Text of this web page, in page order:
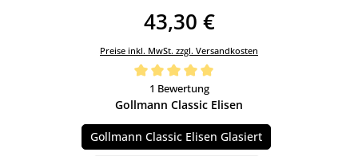
43,30 €
Preise inkl. MwSt. zzgl. Versandkosten
Durchschnittliche Bewertung von 5 von 5 Sternen
1 Bewertung
Gollmann Classic Elisen
Gollmann Classic Elisen Glasiert